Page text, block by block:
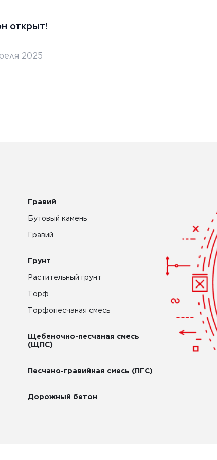
открыт!
2025
Гравий
Бутовый камень
Гравий
Грунт
Растительный грунт
Торф
Торфопесчаная смесь
Щебеночно-песчаная смесь
(ЩПС)
Песчано-гравийная смесь (ПГС)
Дорожный бетон